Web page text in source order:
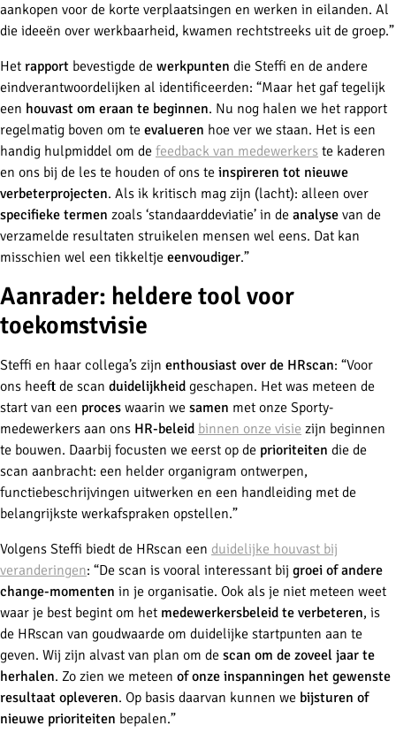
aankopen voor de korte verplaatsingen en werken in eilanden. Al
die ideeën over werkbaarheid, kwamen rechtstreeks uit de groep.”
Het rapport bevestigde de werkpunten die Steffi en de andere
eindverantwoordelijken al identificeerden: “Maar het gaf tegelijk
een houvast om eraan te beginnen. Nu nog halen we het rapport
regelmatig boven om te evalueren hoe ver we staan. Het is een
handig hulpmiddel om de feedback van medewerkers te kaderen
en ons bij de les te houden of ons te inspireren tot nieuwe
verbeterprojecten. Als ik kritisch mag zijn (lacht): alleen over
specifieke termen zoals ‘standaarddeviatie’ in de analyse van de
verzamelde resultaten struikelen mensen wel eens. Dat kan
misschien wel een tikkeltje eenvoudiger.”
Aanrader: heldere tool voor
toekomstvisie
Steffi en haar collega’s zijn enthousiast over de HRscan: “Voor
ons heeft de scan duidelijkheid geschapen. Het was meteen de
start van een proces waarin we samen met onze Sporty-
medewerkers aan ons HR-beleid binnen onze visie zijn beginnen
te bouwen. Daarbij focusten we eerst op de prioriteiten die de
scan aanbracht: een helder organigram ontwerpen,
functiebeschrijvingen uitwerken en een handleiding met de
belangrijkste werkafspraken opstellen.”
Volgens Steffi biedt de HRscan een duidelijke houvast bij
veranderingen: “De scan is vooral interessant bij groei of andere
change-momenten in je organisatie. Ook als je niet meteen weet
waar je best begint om het medewerkersbeleid te verbeteren, is
de HRscan van goudwaarde om duidelijke startpunten aan te
geven. Wij zijn alvast van plan om de scan om de zoveel jaar te
herhalen. Zo zien we meteen of onze inspanningen het gewenste
resultaat opleveren. Op basis daarvan kunnen we bijsturen of
nieuwe prioriteiten bepalen.”